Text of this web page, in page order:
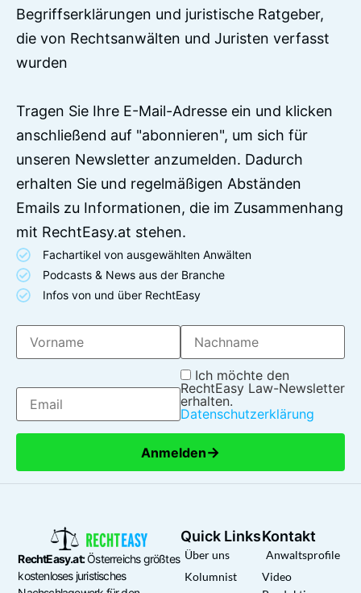
Begriffserklärungen und juristische Ratgeber,
die von Rechtsanwälten und Juristen verfasst
wurden
Tragen Sie Ihre E-Mail-Adresse ein und klicken
anschließend auf "abonnieren", um sich für
unseren Newsletter anzumelden. Dadurch
erhalten Sie und regelmäßigen Abständen
Emails zu Informationen, die im Zusammenhang
mit RechtEasy.at stehen.
Fachartikel von ausgewählten Anwälten
Podcasts & News aus der Branche
Infos von und über RechtEasy
Ich möchte den
RechtEasy Law-Newsletter
erhalten.
Datenschutzerklärung
Anmelden→
RechtEasy.at:Österreichs größtes
kostenloses juristisches
Quick Links
Über uns
Kolumnist
Kontakt
Anwaltsprofile
Video